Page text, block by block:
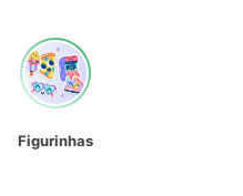
Figurinhas